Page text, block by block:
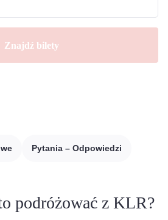
Znajdź bilety
Pytania – Odpowiedzi
podróżować z KLR?